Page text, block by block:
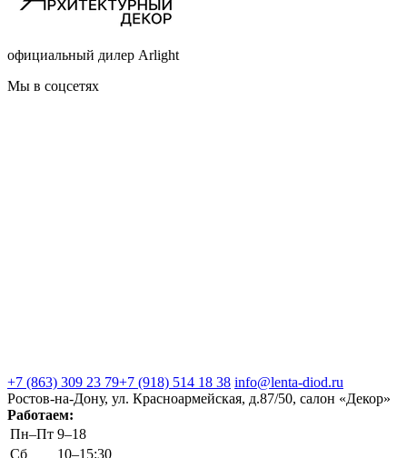
официальный дилер Arlight
Мы в соцсетях
+7 (863) 309 23 79+7 (918) 514 18 38 info@lenta-diod.ru
Ростов-на-Дону, ул. Красноармейская, д.87/50, салон «Декор»
Работаем:
Пн–Пт 9–18
Сб
10–15:30